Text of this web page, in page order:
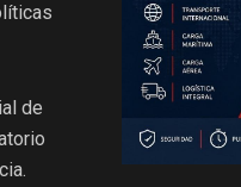
de